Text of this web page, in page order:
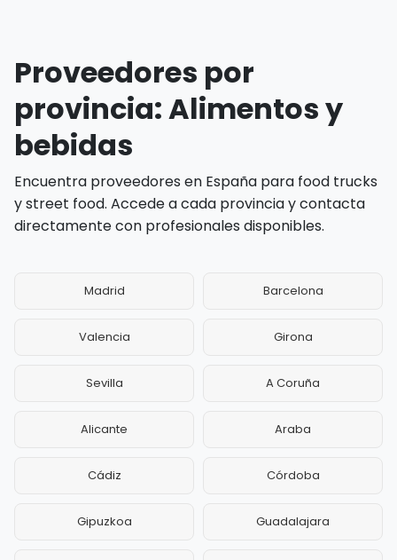
Proveedores por
provincia: Alimentos y
bebidas
Encuentra proveedores en España para food trucks
y street food. Accede a cada provincia y contacta
directamente con profesionales disponibles.
Madrid Barcelona
Valencia Girona
Sevilla A Coruña
Alicante Araba
Cádiz Córdoba
Gipuzkoa Guadalajara